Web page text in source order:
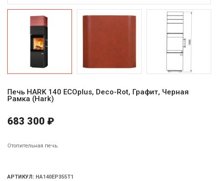
Печь HARK 140 ECOplus, Deco-Rot, Графит, Черная
Рамка (Hark)
683 300 ₽
Отопительная печь.
АРТИКУЛ: HA140EP355T1